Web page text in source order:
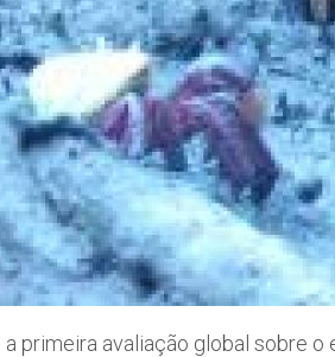
primeira avaliação global sobre